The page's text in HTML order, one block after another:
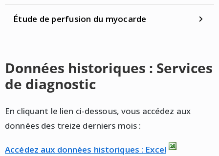
Étude de perfusion du myocarde
Données historiques : Services
de diagnostic
En cliquant le lien ci-dessous, vous accédez aux
données des treize derniers mois :
Accédez aux données historiques : Excel